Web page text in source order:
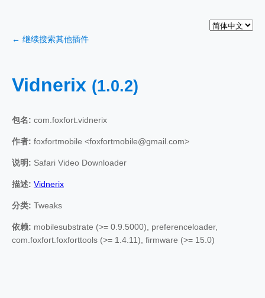
← 继续搜索其他插件
Vidnerix (1.0.2)
包名: com.foxfort.vidnerix
作者: foxfortmobile <foxfortmobile@gmail.com>
说明: Safari Video Downloader
描述: Vidnerix
分类: Tweaks
依赖: mobilesubstrate (>= 0.9.5000), preferenceloader,
com.foxfort.foxforttools (>= 1.4.11), firmware (>= 15.0)